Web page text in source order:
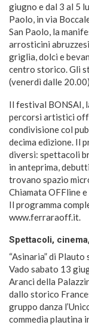
giugno e dal 3 al 5
Paolo, in via
San Paolo, la
arrosticini
griglia, dolci e
centro storico. Gli
(venerdì dalle
Il festival BONSAI,
percorsi artistici
condivisione col
decima edizione. Il
diversi: spettacoli
in anteprima,
trovano spazio
Chiamata OFFline
Il programma
www.ferraraoff.it.
Spettacoli,
“Asinaria” di
Vado sabato 13
Aranci della
dallo storico
gruppo danza
commedia plautina